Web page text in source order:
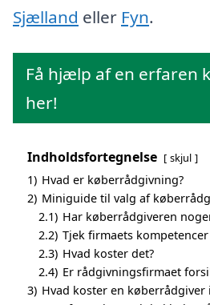
Sjælland eller Fyn.
Få hjælp af en erfaren
her!
Indholdsfortegnelse skjul
1) Hvad er køberrådgivning?
2) Miniguide til valg af
2.1) Har køberrådgiveren
2.2) Tjek firmaets kompetencer
2.3) Hvad koster det?
2.4) Er rådgivningsfirmaet
3) Hvad koster en køberrådgiver